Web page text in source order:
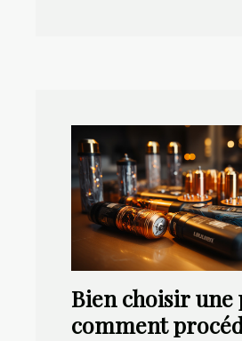
Bien choisir une
comment